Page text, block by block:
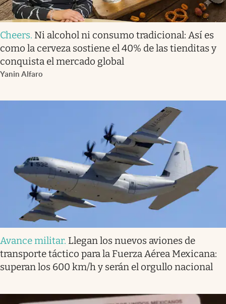
Cheers. Ni alcohol ni consumo tradicional: Así es
como la cerveza sostiene el 40% de las tienditas y
conquista el mercado global
Yanin Alfaro
Avance militar. Llegan los nuevos aviones de
transporte táctico para la Fuerza Aérea Mexicana:
superan los 600 km/h y serán el orgullo nacional